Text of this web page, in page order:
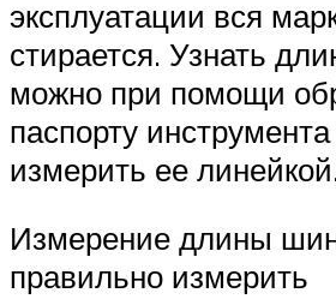
эксплуатации вся
стирается. Узнать
можно при помощи
паспорту
измерить ее
Измерение длины
правильно измерить